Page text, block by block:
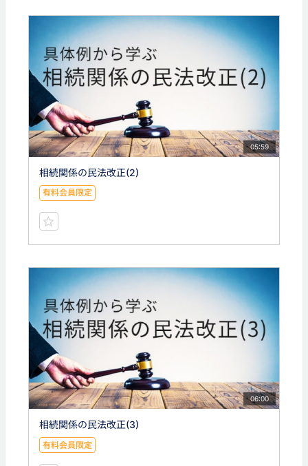
05:59
相続関係の民法改正(2)
有料会員限定
06:00
相続関係の民法改正(3)
有料会員限定